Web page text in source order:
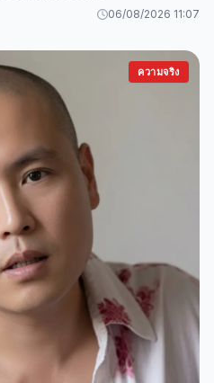
06/08/2026 11:07
ความจริง